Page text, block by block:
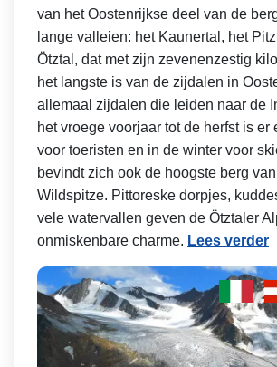
van het Oostenrijkse deel van de
lange valleien: het Kaunertal, het
Ötztal, dat met zijn zevenenzestig
het langste is van de zijdalen in
allemaal zijdalen die leiden naar de
het vroege voorjaar tot de herfst is er
voor toeristen en in de winter voor
bevindt zich ook de hoogste berg
Wildspitze. Pittoreske dorpjes,
vele watervallen geven de Ötztaler
onmiskenbare charme. Lees verder